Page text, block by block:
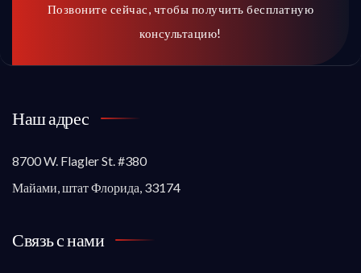
Позвоните сейчас, чтобы получить бесплатную
консультацию!
Наш адрес
8700 W. Flagler St. #380
Майами, штат Флорида, 33174
Связь с нами